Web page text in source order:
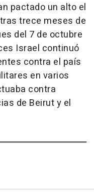
pactado un alto el
trece meses de
del 7 de octubre
Israel continuó
contra el país
en varios
contra
de Beirut y el